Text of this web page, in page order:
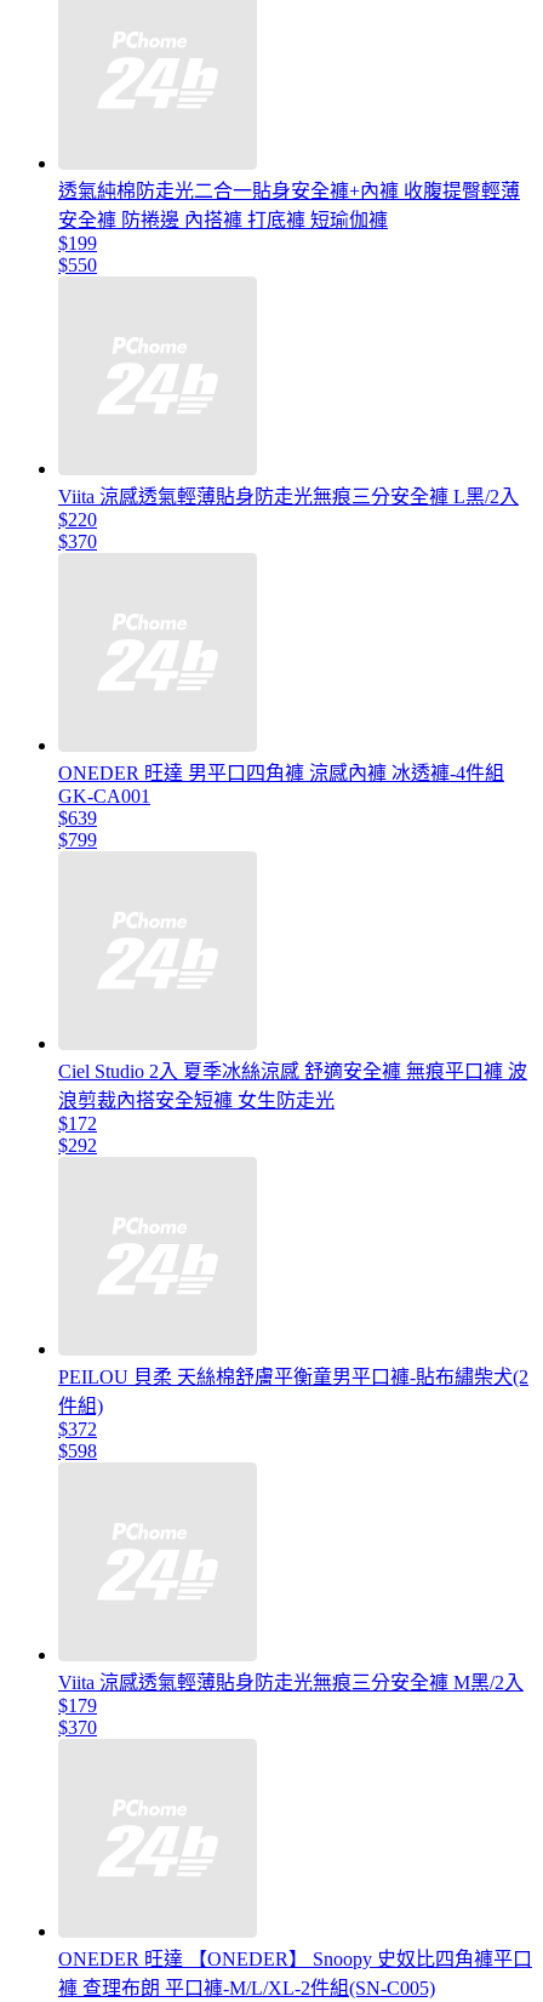
透氣純棉防走光二合一貼身安全褲+內褲 收腹提臀輕薄
安全褲 防捲邊 內搭褲 打底褲 短瑜伽褲
$199
$550
Viita 涼感透氣輕薄貼身防走光無痕三分安全褲 L黑/2入
$220
$370
ONEDER 旺達 男平口四角褲 涼感內褲 冰透褲-4件組
GK-CA001
$639
$799
Ciel Studio 2入 夏季冰絲涼感 舒適安全褲 無痕平口褲 波
浪剪裁內搭安全短褲 女生防走光
$172
$292
PEILOU 貝柔 天絲棉舒膚平衡童男平口褲-貼布繡柴犬(2
件組)
$372
$598
Viita 涼感透氣輕薄貼身防走光無痕三分安全褲 M黑/2入
$179
$370
ONEDER 旺達 【ONEDER】 Snoopy 史奴比四角褲平口
褲 查理布朗 平口褲-M/L/XL-2件組(SN-C005)